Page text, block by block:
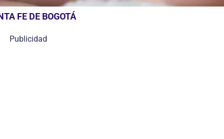
FE DE BOGOTÁ
Publicidad